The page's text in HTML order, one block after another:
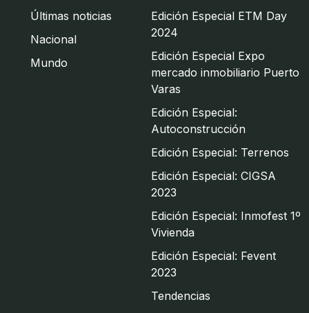
Últimas noticias
Nacional
Mundo
Edición Especial ETM Day
2024
Edición Especial Expo
mercado inmobiliario Puerto
Varas
Edición Especial:
Autoconstrucción
Edición Especial: Terrenos
Edición Especial: CIGSA
2023
Edición Especial: Inmofest 1º
Vivienda
Edición Especial: Fevent
2023
Tendencias